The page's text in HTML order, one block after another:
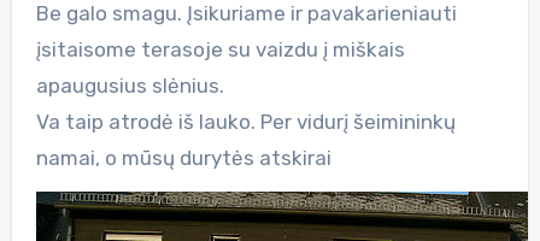
Be galo smagu. Įsikuriame ir pavakarieniauti
įsitaisome terasoje su vaizdu į miškais
apaugusius slėnius.
Va taip atrodė iš lauko. Per vidurį šeimininkų
namai, o mūsų durytės atskirai